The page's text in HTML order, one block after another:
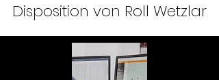
Disposition von Roll Wetzlar